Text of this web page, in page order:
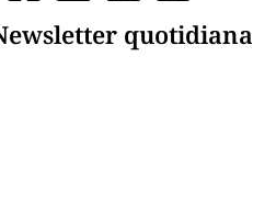
quotidiana